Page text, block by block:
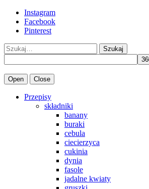
Instagram
Facebook
Pinterest
Szukaj
Open Close
Przepisy
składniki
banany
buraki
cebula
ciecierzyca
cukinia
dynia
fasole
jadalne kwiaty